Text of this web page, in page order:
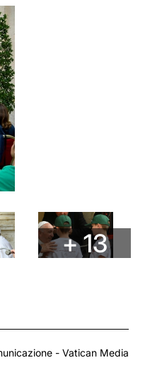
+ 13
- Vatican Media